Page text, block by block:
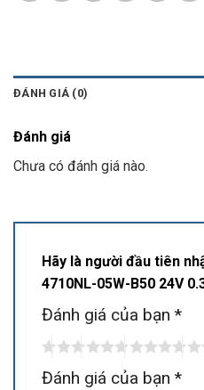
ĐÁNH GIÁ (0)
Đánh giá
Chưa có đánh giá nào.
Hãy là người đầu tiên
4710NL-05W-B50 24V
Đánh giá của bạn *
Đánh giá của bạn *